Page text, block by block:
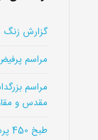
گزارش زنگ
مراسم
مراسم
مقدس و
طبخ 450 پرس غذای نذری ( چلو جوجه )